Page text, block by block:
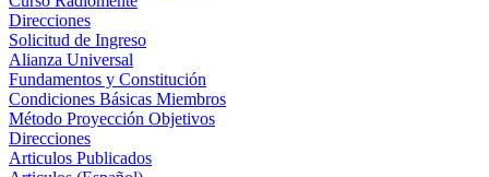
Direcciones
Solicitud de Ingreso
Alianza Universal
Fundamentos y Constitución
Condiciones Básicas Miembros
Método Proyección Objetivos
Direcciones
Articulos Publicados